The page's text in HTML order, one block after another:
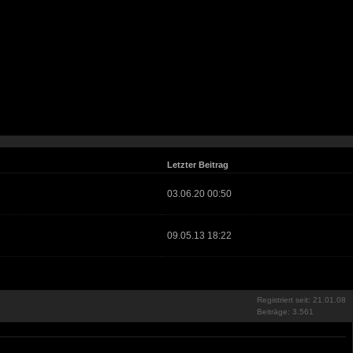
Letzter Beitrag
03.06.20 00:50
09.05.13 18:22
Registriert seit: 21.01.08
Beiträge: 3.561